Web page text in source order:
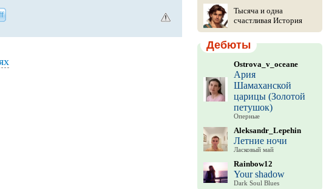
Тысяча и одна
счастливая История
Дебюты
Ostrova_v_oceane
Ария
Шамаханской
царицы (Золотой
петушок)
Оперные
Aleksandr_Lepehin
Летние ночи
Ласковый май
Rainbow12
Your shadow
Dark Soul Blues